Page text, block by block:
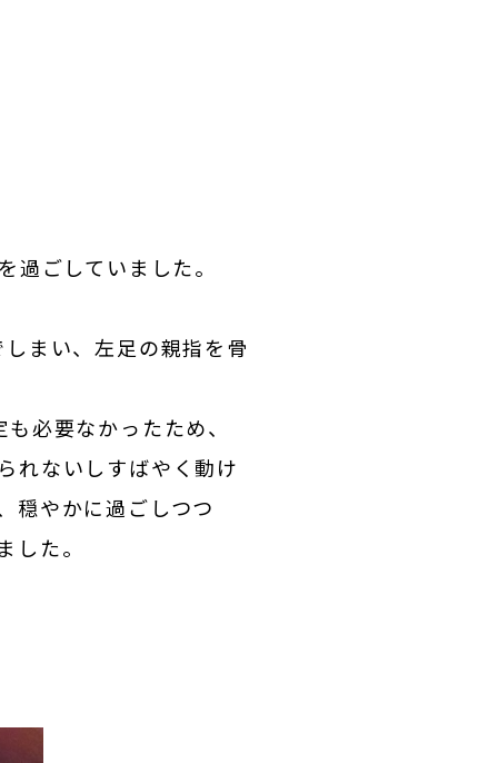
ごしていました。
まい、左足の親指を骨
必要なかったため、
れないしすばやく動け
穏やかに過ごしつつ
た。